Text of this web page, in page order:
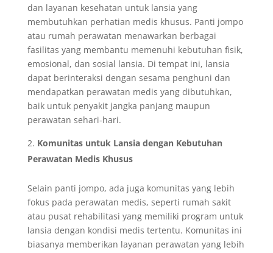
dan layanan kesehatan untuk lansia yang
membutuhkan perhatian medis khusus. Panti jompo
atau rumah perawatan menawarkan berbagai
fasilitas yang membantu memenuhi kebutuhan fisik,
emosional, dan sosial lansia. Di tempat ini, lansia
dapat berinteraksi dengan sesama penghuni dan
mendapatkan perawatan medis yang dibutuhkan,
baik untuk penyakit jangka panjang maupun
perawatan sehari-hari.
Komunitas untuk Lansia dengan Kebutuhan
Perawatan Medis Khusus
Selain panti jompo, ada juga komunitas yang lebih
fokus pada perawatan medis, seperti rumah sakit
atau pusat rehabilitasi yang memiliki program untuk
lansia dengan kondisi medis tertentu. Komunitas ini
biasanya memberikan layanan perawatan yang lebih